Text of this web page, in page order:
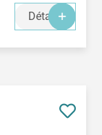
Détails